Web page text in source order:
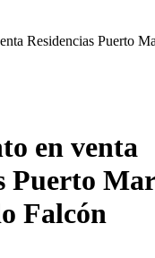
Residencias Puerto
en venta
Puerto
Falcón